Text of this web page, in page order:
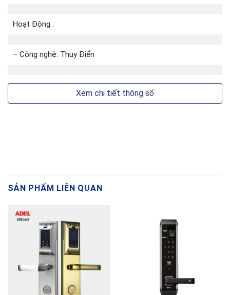
Hoạt Động :
– Công nghệ: Thụy Điển
Xem chi tiết thông số
SẢN PHẨM LIÊN QUAN